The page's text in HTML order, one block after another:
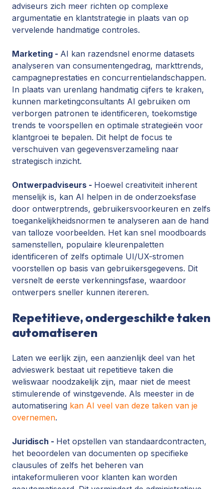
adviseurs zich meer richten op complexe
argumentatie en klantstrategie in plaats van op
vervelende handmatige controles.
Marketing - AI kan razendsnel enorme datasets
analyseren van consumentengedrag, markttrends,
campagneprestaties en concurrentielandschappen.
In plaats van urenlang handmatig cijfers te kraken,
kunnen marketingconsultants AI gebruiken om
verborgen patronen te identificeren, toekomstige
trends te voorspellen en optimale strategieën voor
klantgroei te bepalen. Dit helpt de focus te
verschuiven van gegevensverzameling naar
strategisch inzicht.
Ontwerpadviseurs - Hoewel creativiteit inherent
menselijk is, kan AI helpen in de onderzoeksfase
door ontwerptrends, gebruikersvoorkeuren en zelfs
toegankelijkheidsnormen te analyseren aan de hand
van talloze voorbeelden. Het kan snel moodboards
samenstellen, populaire kleurenpaletten
identificeren of zelfs optimale UI/UX-stromen
voorstellen op basis van gebruikersgegevens. Dit
versnelt de eerste verkenningsfase, waardoor
ontwerpers sneller kunnen itereren.
Repetitieve, ondergeschikte taken
automatiseren
Laten we eerlijk zijn, een aanzienlijk deel van het
advieswerk bestaat uit repetitieve taken die
weliswaar noodzakelijk zijn, maar niet de meest
stimulerende of winstgevende. Als meester in de
automatisering kan AI veel van deze taken van je
overnemen.
Juridisch - Het opstellen van standaardcontracten,
het beoordelen van documenten op specifieke
clausules of zelfs het beheren van
intakeformulieren voor klanten kan worden